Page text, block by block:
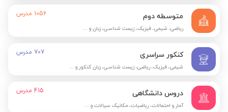
متوسطه دوم
ریاضی، شیمی، فیزیک، زیست شناسی، زبان و ...
1056 مدرس
کنکور سراسری
شیمی، فیزیک، ریاضی، زیست شناسی، زبان کنکور و ...
707 مدرس
دروس دانشگاهی
آمار و احتمالات، ریاضیات، مکانیک سیالات و ...
415 مدرس